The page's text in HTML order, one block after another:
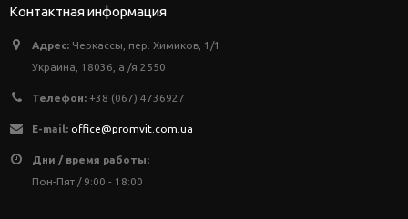
Контактная информация
Адрес: Черкассы, пер. Химиков, 1/1
Украина, 18036, а /я 2550
Телефон: +38 (067) 4736927
E-mail: office@promvit.com.ua
Дни / время работы:
Пон-Пят / 9:00 - 18:00